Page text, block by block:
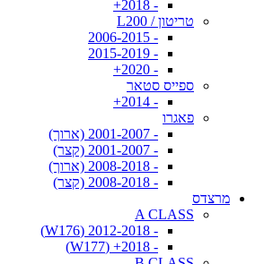
- 2018+
טריטון / L200
- 2006-2015
- 2015-2019
- 2020+
ספייס סטאר
- 2014+
פאגרו
- 2001-2007 (ארוך)
- 2001-2007 (קצר)
- 2008-2018 (ארוך)
- 2008-2018 (קצר)
מרצדס
A CLASS
- 2012-2018 (W176)
- 2018+ (W177)